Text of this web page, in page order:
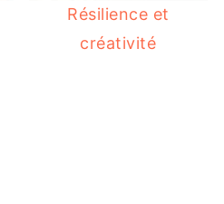
Résilience et
créativité